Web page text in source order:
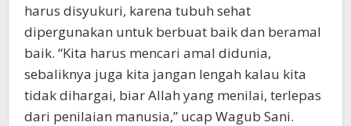
harus disyukuri, karena tubuh sehat
dipergunakan untuk berbuat baik dan beramal
baik. “Kita harus mencari amal didunia,
sebaliknya juga kita jangan lengah kalau kita
tidak dihargai, biar Allah yang menilai, terlepas
dari penilaian manusia,” ucap Wagub Sani.